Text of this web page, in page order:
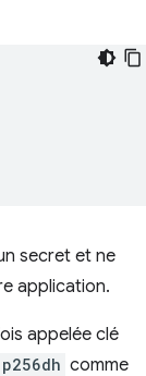
secret et ne
application.
appelée clé
p256dh comme